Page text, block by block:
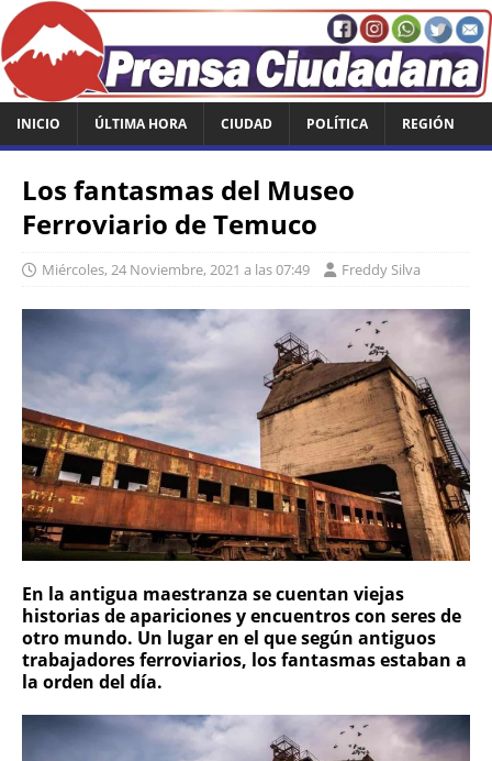
INICIO ÚLTIMA HORA CIUDAD POLÍTICA REGIÓN
Los fantasmas del Museo
Ferroviario de Temuco
Miércoles, 24 Noviembre, 2021 a las 07:49 Freddy Silva
En la antigua maestranza se cuentan viejas
historias de apariciones y encuentros con seres de
otro mundo. Un lugar en el que según antiguos
trabajadores ferroviarios, los fantasmas estaban a
la orden del día.